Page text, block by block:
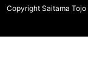
Copyright Saitama